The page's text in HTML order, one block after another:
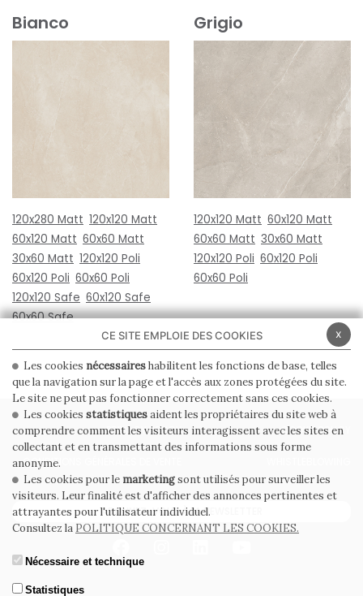
Bianco
120x280 Matt 120x120 Matt
60x120 Matt 60x60 Matt
30x60 Matt 120x120 Poli
60x120 Poli 60x60 Poli
120x120 Safe 60x120 Safe
60x60 Safe
Grigio
120x120 Matt 60x120 Matt
60x60 Matt 30x60 Matt
120x120 Poli 60x120 Poli
60x60 Poli
PRIVACY POLICY COOKIE POLICY
CONDITIONS GÉNÉRALES DE VENTE
ABONNEZ-VOUS À LA NEWSLETTER
x
CE SITE EMPLOIE DES COOKIES
Les cookies nécessaireshabilitent les fonctions de base, telles
que la navigation sur la page et l'accès aux zones protégées du site.
Le site ne peut pas fonctionner correctement sans ces cookies.
Les cookies statistiquesaident les propriétaires du site web à
comprendre comment les visiteurs interagissent avec les sites en
collectant et en transmettant des informations sous forme
anonyme.
Les cookies pour le marketingsont utilisés pour surveiller les
visiteurs. Leur finalité est d'afficher des annonces pertinentes et
attrayantes pour l'utilisateur individuel.
Consultez la POLITIQUE CONCERNANT LES COOKIES.
Nécessaire et technique
Statistiques